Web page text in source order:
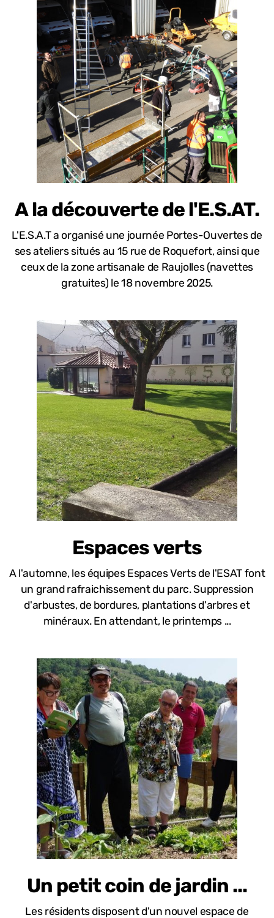
A la découverte de l'E.S.AT.
L'E.S.A.T a organisé une journée Portes-Ouvertes de
ses ateliers situés au 15 rue de Roquefort, ainsi que
ceux de la zone artisanale de Raujolles (navettes
gratuites) le 18 novembre 2025.
Espaces verts
A l'automne, les équipes Espaces Verts de l'ESAT font
un grand rafraichissement du parc. Suppression
d'arbustes, de bordures, plantations d'arbres et
minéraux. En attendant, le printemps ...
Un petit coin de jardin ...
Les résidents disposent d'un nouvel espace de